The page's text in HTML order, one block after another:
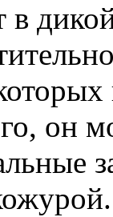
в
он